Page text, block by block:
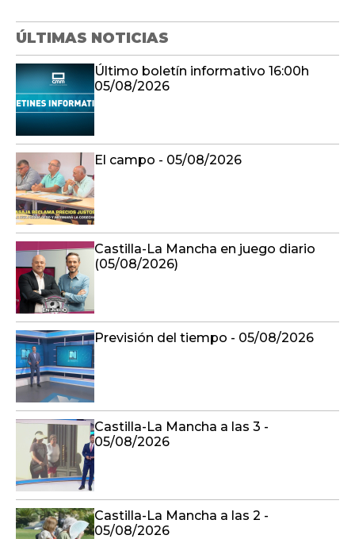
ÚLTIMAS NOTICIAS
Último boletín informativo 16:00h
05/08/2026
El campo - 05/08/2026
Castilla-La Mancha en juego diario
(05/08/2026)
Previsión del tiempo - 05/08/2026
Castilla-La Mancha a las 3 -
05/08/2026
Castilla-La Mancha a las 2 -
05/08/2026